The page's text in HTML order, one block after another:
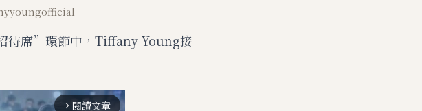
待席”環節中，Tiffany Young接
arrow_forward_ios 閱讀文章